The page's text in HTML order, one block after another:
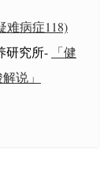
难病症118)
研究所-
「健
说」